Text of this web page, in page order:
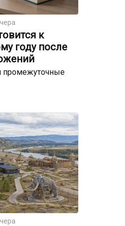
к
году после
промежуточные